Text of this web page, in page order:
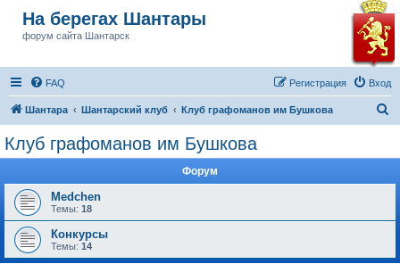
На берегах Шантары
форум сайта Шантарск
FAQ Вход
Регистрация
Шантара Шантарский клуб Клуб графоманов им Бушкова
Клуб графоманов им Бушкова
Форум
Medchen
Темы: 18
Конкурсы
Темы: 14